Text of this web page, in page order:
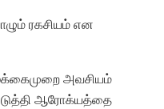
ரகசியம் என
அவசியம்
ஆரோக்யத்தை